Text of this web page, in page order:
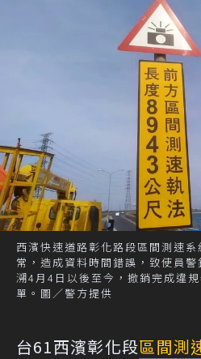
西濱快速道路彰化路段區間測速
常，造成資料時間錯誤，致使員
溯4月4日以後至今，撤銷完成違
單。圖／警方提供
台61西濱彰化段區間測